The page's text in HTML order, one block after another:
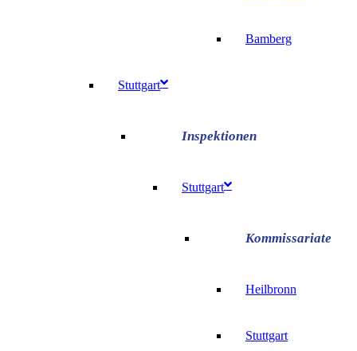
Bamberg
Stuttgart
Stuttgart
Heilbronn
Stuttgart